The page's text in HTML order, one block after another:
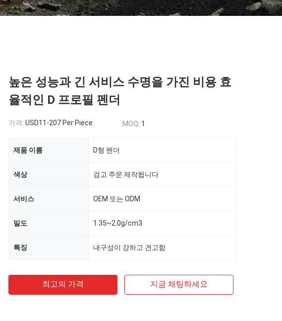
높은 성능과 긴 서비스 수명을 가진 비용 효
율적인 D 프로필 펜더
가격: USD11-207 Per Piece MOQ: 1
제품 이름 D형 펜더
색상 검고 주문 제작됩니다
서비스 OEM 또는 ODM
밀도 1.35~2.0g/cm3
특징 내구성이 강하고 견고함
최고의 가격 지금 채팅하세요